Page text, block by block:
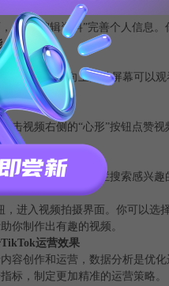
点击“编辑资料”完善个人信息
视频内容。向上滑动屏幕可以
击视频右侧的“心形”按钮点赞
钮，可以通过搜索栏搜索感兴
，进入视频拍摄界面。你可以
你制作出有趣的视频。
运营效果
容创作和运营，数据分析是优
标，制定更加精准的运营策略。